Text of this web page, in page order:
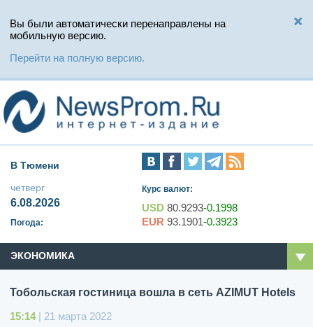
Вы были автоматически перенаправлены на
мобильную версию.
Перейти на полную версию.
В Тюмени
четверг
6.08.2026
Погода:
Курс валют:
USD 80.9293-0.1998
EUR 93.1901-0.3923
ЭКОНОМИКА
Тобольская гостиница вошла в сеть AZIMUT Hotels
15:14| 21 марта 2022